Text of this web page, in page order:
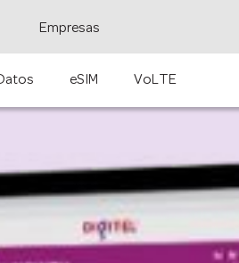
Empresas
eSIM VoLTE